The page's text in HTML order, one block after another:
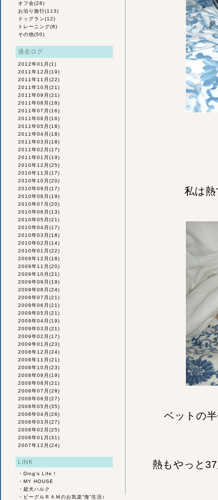
オフ会(28)
お泊り旅行(113)
ドッグラン(12)
トレーニング(8)
その他(50)
過去ログ
2012年01月 (1)
2011年12月 (19)
2011年11月 (22)
2011年10月 (21)
2011年09月 (21)
2011年08月 (18)
2011年07月 (16)
2011年06月 (16)
2011年05月 (18)
2011年04月 (18)
2011年03月 (18)
2011年02月 (17)
2011年01月 (19)
2010年12月 (25)
2010年11月 (17)
2010年10月 (20)
2010年09月 (17)
2010年08月 (19)
2010年07月 (20)
2010年06月 (13)
2010年05月 (21)
2010年04月 (17)
2010年03月 (18)
2010年02月 (14)
2010年01月 (22)
2009年12月 (18)
2009年11月 (20)
2009年10月 (21)
2009年09月 (19)
2009年08月 (24)
2009年07月 (21)
2009年06月 (21)
2009年05月 (21)
2009年04月 (19)
2009年03月 (21)
2009年02月 (17)
2009年01月 (23)
2008年12月 (24)
2008年11月 (21)
2008年10月 (23)
2008年09月 (19)
2008年08月 (21)
2008年07月 (28)
2008年06月 (27)
2008年05月 (35)
2008年04月 (26)
2008年03月 (27)
2008年02月 (25)
2008年01月 (31)
2007年12月 (24)
LINK
・ Ding's Life！
・ MY HOUSE
・ 超犬ハルク
・
ビーグルＲＡＭのお気楽“海”生活♪
私は
ベットの
熱もやっと